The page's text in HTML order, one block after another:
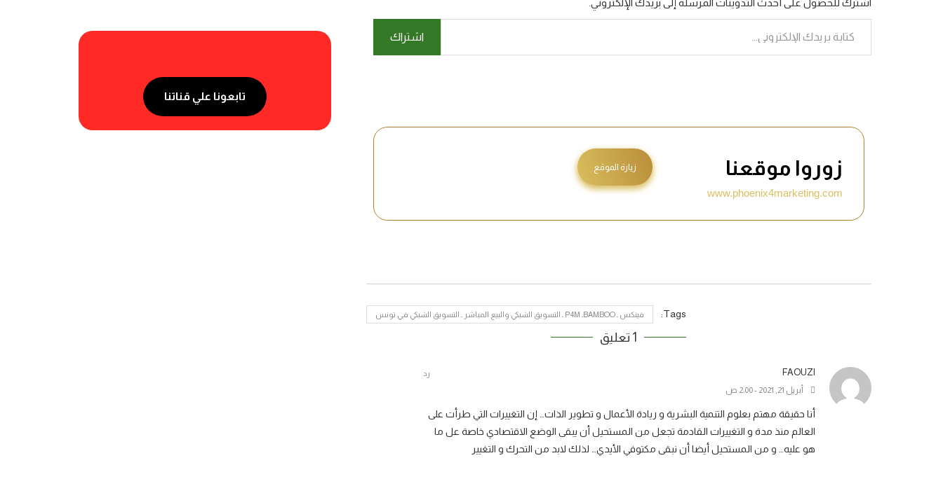
تابعونا علي قناتنا
اشترك للحصول على أحدث التدوينات المرسلة إلى بريدك الإلكتروني.
اشتراك
زوروا موقعنا
www.phoenix4marketing.com
زيارة الموقع
Tags: فينكس ـ BAMBOOـ P4M ـ التسويق الشبكي والبيع المباشر ـ التسويق الشبكي في تونس
1 تعليق
FAOUZI
أبريل 21, 2021 - 2:00 ص
أنا حقيقة مهتم بعلوم التنمية البشرية و ريادة الأعمال و تطوير الذات… إن التغييرات التي طرأت على
العالم منذ مدة و التغييرات القادمة تجعل من المستحيل أن يبقى الوضع الاقتصادي خاصة عل ما
هو عليه… و من المستحيل أيضا أن نبقى مكتوفي الأيدي… لذلك لابد من التحرك و التغيير
رد